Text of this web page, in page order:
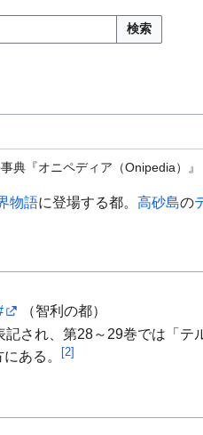
検索
典『オニペディア（Onipedia）』
物語に登場する都。 高砂島の
（智利の都）
され、第28～29巻では「テ
ある。 [2]